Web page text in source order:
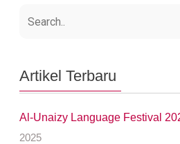
Artikel Terbaru
Al-Unaizy Language Festival
2025